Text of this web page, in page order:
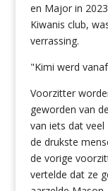
en Major in
Kiwanis club,
verrassing.
"Kimi werd
Voorzitter
geworden van
van iets dat veel
de drukste
de vorige
vertelde dat ze